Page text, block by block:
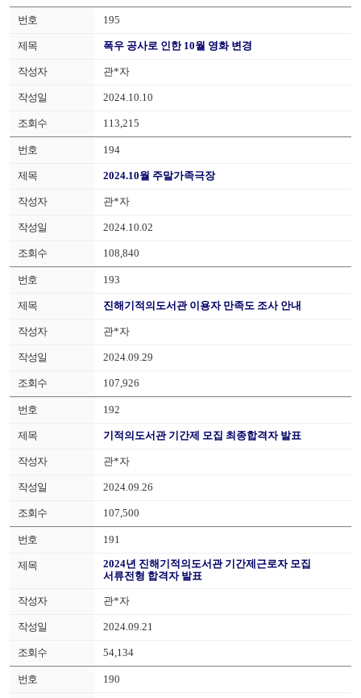
195
폭우 공사로 인한 10월 영화 변경
관*자
2024.10.10
113,215
194
2024.10월 주말가족극장
관*자
2024.10.02
108,840
193
진해기적의도서관 이용자 만족도 조사 안내
관*자
2024.09.29
107,926
192
기적의도서관 기간제 모집 최종합격자 발표
관*자
2024.09.26
107,500
191
2024년 진해기적의도서관 기간제근로자 모집
서류전형 합격자 발표
관*자
2024.09.21
54,134
190